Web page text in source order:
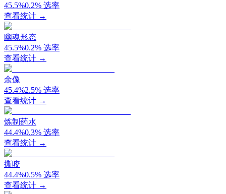
45.5%0.2% 选率
查看统计 →
幽魂形态
45.5%0.2% 选率
查看统计 →
余像
45.4%2.5% 选率
查看统计 →
炼制药水
44.4%0.3% 选率
查看统计 →
撕咬
44.4%0.5% 选率
查看统计 →